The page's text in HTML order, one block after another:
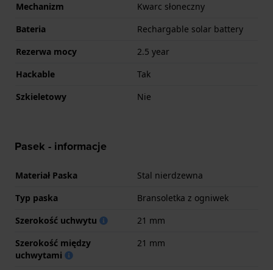
Mechanizm
Kwarc słoneczny
Bateria
Rechargable solar battery
Rezerwa mocy
2.5 year
Hackable
Tak
Szkieletowy
Nie
Pasek - informacje
Materiał Paska
Stal nierdzewna
Typ paska
Bransoletka z ogniwek
Szerokość uchwytu
21 mm
Szerokość między
uchwytami
21 mm